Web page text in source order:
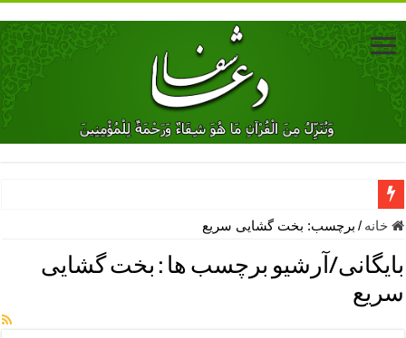
دعای جلب محبت فوری معشوق – دعای جلب محبت شوهر
دعای مشکل گشا برای رفع فقر – ذکرهای روزی‌ بخش
مهم ترین اذکار الهی و فضیلت آن ها – ذکر مخصوص مستجاب الدعوه
خانه / برچسب: بخت گشایی سریع
بایگانی/آرشیو برچسب ها : بخت گشایی
سریع